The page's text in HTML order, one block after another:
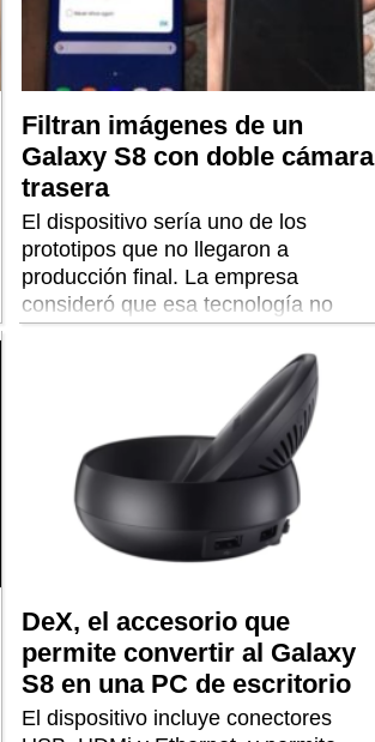
Filtran imágenes de un
Galaxy S8 con doble cámara
trasera
El dispositivo sería uno de los
prototipos que no llegaron a
producción final. La empresa
consideró que esa tecnología no
DeX, el accesorio que
permite convertir al Galaxy
S8 en una PC de escritorio
El dispositivo incluye conectores